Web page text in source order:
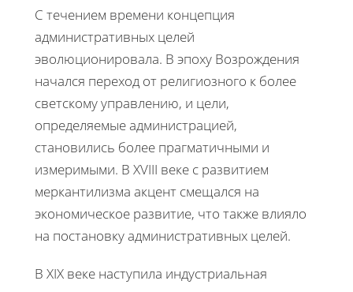
С течением времени концепция
административных целей
эволюционировала. В эпоху Возрождения
начался переход от религиозного к более
светскому управлению, и цели,
определяемые администрацией,
становились более прагматичными и
измеримыми. В XVIII веке с развитием
меркантилизма акцент смещался на
экономическое развитие, что также влияло
на постановку административных целей.
В XIX веке наступила индустриальная